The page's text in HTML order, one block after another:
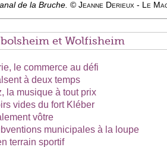
de la Bruche. © Jeanne Derieux - Le
et Wolfisheim
le commerce au défi
à deux temps
la musique à tout prix
vides du fort Kléber
vôtre
municipales à la loupe
terrain sportif